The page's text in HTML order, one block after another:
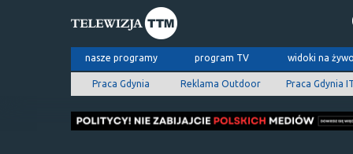
nasze programy program TV widoki na
Praca Gdynia Reklama Outdoor Praca Gdynia